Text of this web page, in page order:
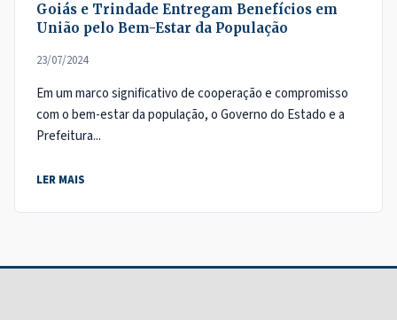
Goiás e Trindade Entregam Benefícios em
União pelo Bem-Estar da População
23/07/2024
Em um marco significativo de cooperação e compromisso
com o bem-estar da população, o Governo do Estado e a
Prefeitura...
LER MAIS